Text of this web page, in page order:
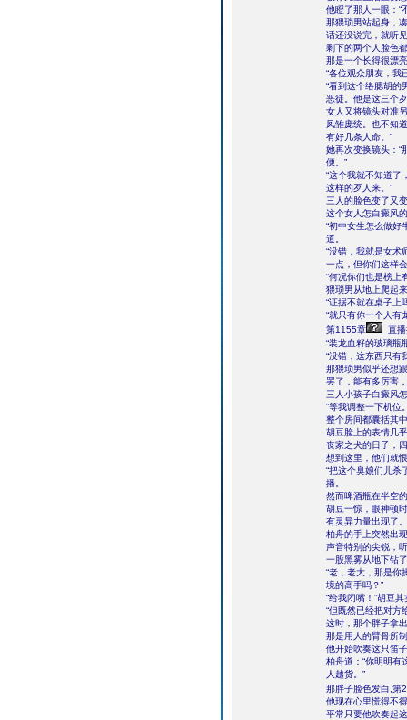
他瞪了那人一眼：“
那猥琐男站起身，
话还没说完，就听
剩下的两个人脸色
那是一个长得很漂
“各位观众朋友，我
“看到这个络腮胡的
恶徒。他是这三个
女人又将镜头对准
凤雏庞统。也不知
有好几条人命。”
她再次变换镜头：“
便。”
“这个我就不知道了
这样的歹人来。”
三人的脸色变了又
这个女人怎白癜风
“初中女生怎么做好
道。
“没错，我就是女术
一点，但你们这样
“何况你们也是榜上
猥琐男从地上爬起
“证据不就在桌子上
“就只有你一个人有
第1155章
直
“装龙血籽的玻璃瓶
“没错，这东西只有
那猥琐男似乎还想
罢了，能有多厉害
三人小孩子白癜风
“等我调整一下机位
整个房间都囊括其
胡豆脸上的表情几
丧家之犬的日子，
想到这里，他们就
“把这个臭娘们儿杀
播。
然而啤酒瓶在半空
胡豆一惊，眼神顿
有灵异力量出现了。
柏舟的手上突然出
声音特别的尖锐，
一股黑雾从地下钻
“老，老大，那是你
境的高手吗？”
“给我闭嘴！”胡豆
“但既然已经把对方
这时，那个胖子拿
那是用人的臂骨所
他开始吹奏这只笛
柏舟道：“你明明有
人越货。”
那胖子脸色发白,第
他现在心里慌得不
平常只要他吹奏起